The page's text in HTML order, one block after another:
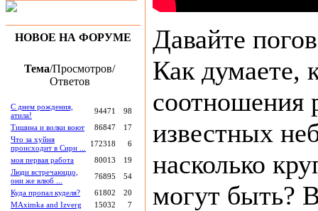
НОВОЕ НА ФОРУМЕ
Тема/Просмотров/
Ответов
С днем рождения,
атила!
94471
98
Тишина и волки воют
86847
17
Что за хуйня
происходит в Сири ...
172318
6
моя первая работа
80013
19
Люди встречаюццо,
они же влюб ...
76895
54
Куда пропал куделя?
61802
20
MAximka and Izverg
15032
7
Давайте
Как думаете,
соотношения
известных
насколько
могут быть?